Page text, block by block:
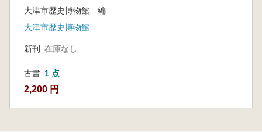
大津市歴史博物館 編
大津市歴史博物館
新刊 在庫なし
古書 1 点
2,200 円